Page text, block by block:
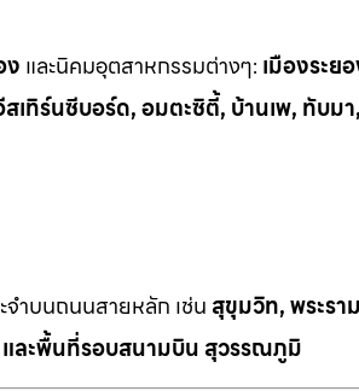
ง และนิคมอุตสาหกรรมต่างๆ: เมืองระย
ทิร์นซีบอร์ด, อมตะซิตี้, บ้านเพ, ทับม
จำบนถนนสายหลัก เช่น สุขุมวิท, พระรา
และพื้นที่รอบสนามบิน สุวรรณภูมิ